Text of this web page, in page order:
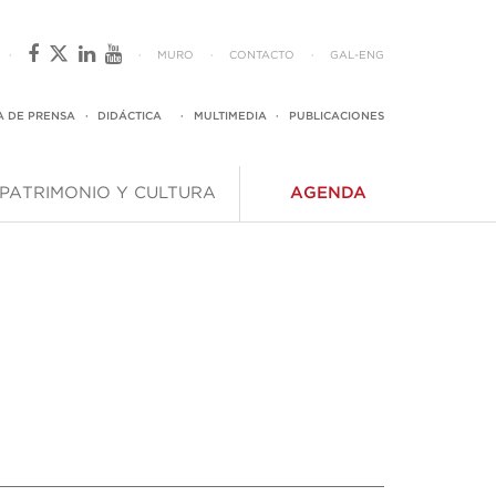
· · MURO · CONTACTO · GAL- ENG
DE PRENSA · DIDÁCTICA · MULTIMEDIA · PUBLICACIONES
PATRIMONIO Y CULTURA AGENDA